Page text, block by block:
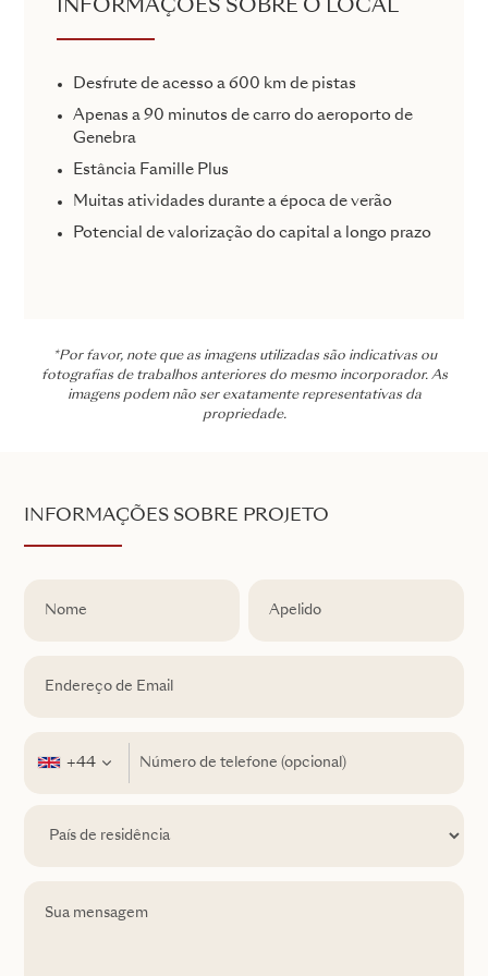
INFORMAÇÕES SOBRE O LOCAL
Desfrute de acesso a 600 km de pistas
Apenas a 90 minutos de carro do aeroporto de
Genebra
Estância Famille Plus
Muitas atividades durante a época de verão
Potencial de valorização do capital a longo prazo
*Por favor, note que as imagens utilizadas são indicativas ou
fotografias de trabalhos anteriores do mesmo incorporador. As
imagens podem não ser exatamente representativas da
propriedade.
INFORMAÇÕES SOBRE PROJETO
+44